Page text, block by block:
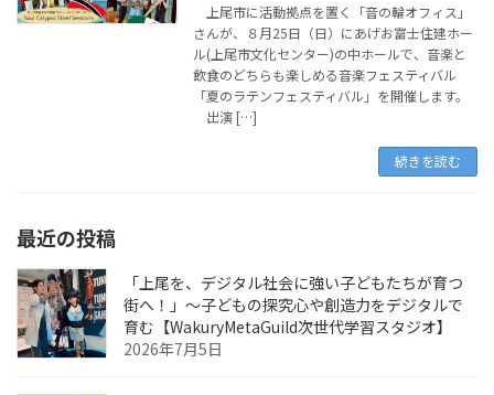
上尾市に活動拠点を置く「音の輪オフィス」
さんが、８月25日（日）にあげお富士住建ホー
ル(上尾市文化センター)の中ホールで、音楽と
飲食のどちらも楽しめる音楽フェスティバル
「夏のラテンフェスティバル」を開催します。
出演 […]
続きを読む
最近の投稿
「上尾を、デジタル社会に強い子どもたちが育つ
街へ！」〜子どもの探究心や創造力をデジタルで
育む【WakuryMetaGuild次世代学習スタジオ】
2026年7月5日